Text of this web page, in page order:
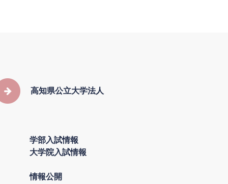
高知県公立大学法人
学部入試情報
大学院入試情報
情報公開